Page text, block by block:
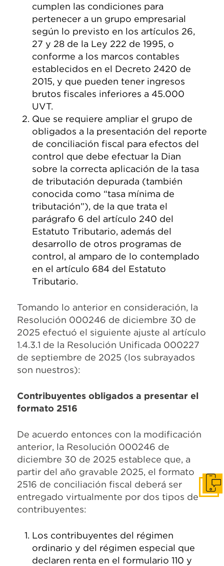
cumplen las condiciones para
pertenecer a un grupo empresarial
según lo previsto en los artículos 26,
27 y 28 de la Ley 222 de 1995, o
conforme a los marcos contables
establecidos en el Decreto 2420 de
2015, y que pueden tener ingresos
brutos fiscales inferiores a 45.000
UVT.
Que se requiere ampliar el grupo de
obligados a la presentación del reporte
de conciliación fiscal para efectos del
control que debe efectuar la Dian
sobre la correcta aplicación de la tasa
de tributación depurada (también
conocida como “tasa mínima de
tributación”), de la que trata el
parágrafo 6 del artículo 240 del
Estatuto Tributario, además del
desarrollo de otros programas de
control, al amparo de lo contemplado
en el artículo 684 del Estatuto
Tributario.
Tomando lo anterior en consideración, la
Resolución 000246 de diciembre 30 de
2025 efectuó el siguiente ajuste al artículo
1.4.3.1 de la Resolución Unificada 000227
de septiembre de 2025 (los subrayados
son nuestros):
Contribuyentes obligados a presentar el
formato 2516
De acuerdo entonces con la modificación
anterior, la Resolución 000246 de
diciembre 30 de 2025 establece que, a
partir del año gravable 2025, el formato
2516 de conciliación fiscal deberá ser
entregado virtualmente por dos tipos de
contribuyentes:
Los contribuyentes del régimen
ordinario y del régimen especial que
declaren renta en el formulario 110 y